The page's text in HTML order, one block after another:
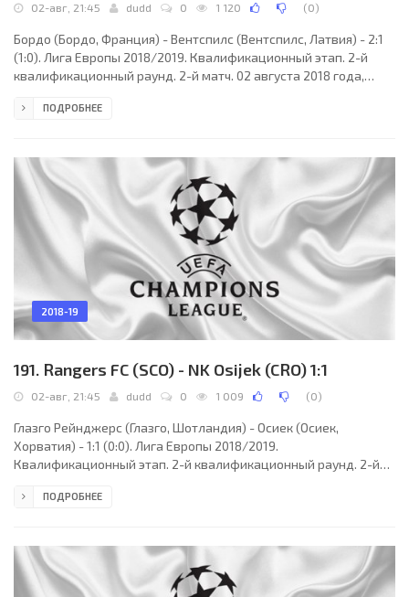
02-авг, 21:45 dudd 0 1 120 (0)
Бордо (Бордо, Франция) - Вентспилс (Вентспилс, Латвия) - 2:1
(1:0). Лига Европы 2018/2019. Квалификационный этап. 2-й
квалификационный раунд. 2-й матч. 02 августа 2018 года,
Матмут-Атлантик. 15863 зрителя (37 % при вместимости
Андре Диаш (Португалия). Резервный судья: Антониу Нобре
(Португалия). Бордо: 1. Бенуа Костиль (к);
ПОДРОБНЕЕ
2018-19
191. Rangers FC (SCO) - NK Osijek (CRO) 1:1
02-авг, 21:45 dudd 0 1 009 (0)
Глазго Рейнджерс (Глазго, Шотландия) - Осиек (Осиек,
Хорватия) - 1:1 (0:0). Лига Европы 2018/2019.
Квалификационный этап. 2-й квалификационный раунд. 2-й
Шотландия. Облачно. +17°C. Стадион Айброкс. 48202 зрителя
Балдер (Голландия). Резервный судья: Симен Мюлдер
(Голландия). Глазго Рейнджерс: 1. Аллан Макгрегор; 2. Джеймс
ПОДРОБНЕЕ